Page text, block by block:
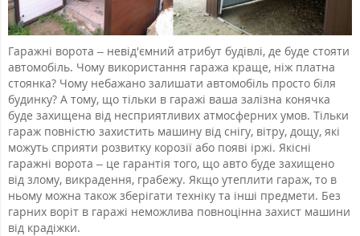
Гаражні ворота – невід'ємний атрибут будівлі, де буде стояти
автомобіль. Чому використання гаража краще, ніж платна
стоянка? Чому небажано залишати автомобіль просто біля
будинку? А тому, що тільки в гаражі ваша залізна конячка
буде захищена від несприятливих атмосферних умов. Тільки
гараж повністю захистить машину від снігу, вітру, дощу, які
можуть сприяти розвитку корозії або появі іржі. Якісні
гаражні ворота – це гарантія того, що авто буде захищено
від злому, викрадення, грабежу. Якщо утеплити гараж, то в
ньому можна також зберігати техніку та інші предмети. Без
гарних воріт в гаражі неможлива повноцінна захист машини
від крадіжки.